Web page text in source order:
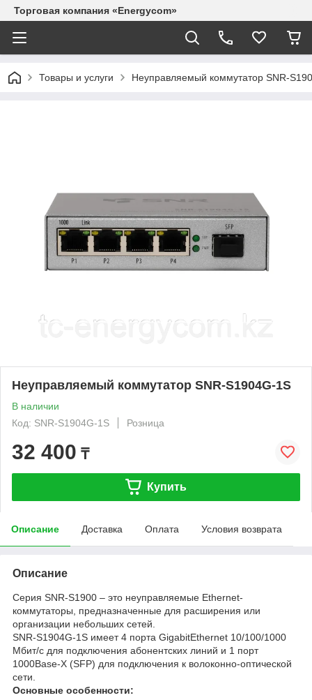
Торговая компания «Energycom»
Товары и услуги Неуправляемый коммутатор SNR-
Неуправляемый коммутатор SNR-S1904G-1S
В наличии
Код: SNR-S1904G-1S
Розница
32 400 ₸
Купить
Описание Доставка Оплата Условия возврата
Описание
Серия SNR-S1900 – это неуправляемые Ethernet-
коммутаторы, предназначенные для расширения или
организации небольших сетей.
SNR-S1904G-1S имеет 4 порта GigabitEthernet 10/100/1000
Мбит/с для подключения абонентских линий и 1 порт
1000Base-X (SFP) для подключения к волоконно-оптической
сети.
Основные особенности: